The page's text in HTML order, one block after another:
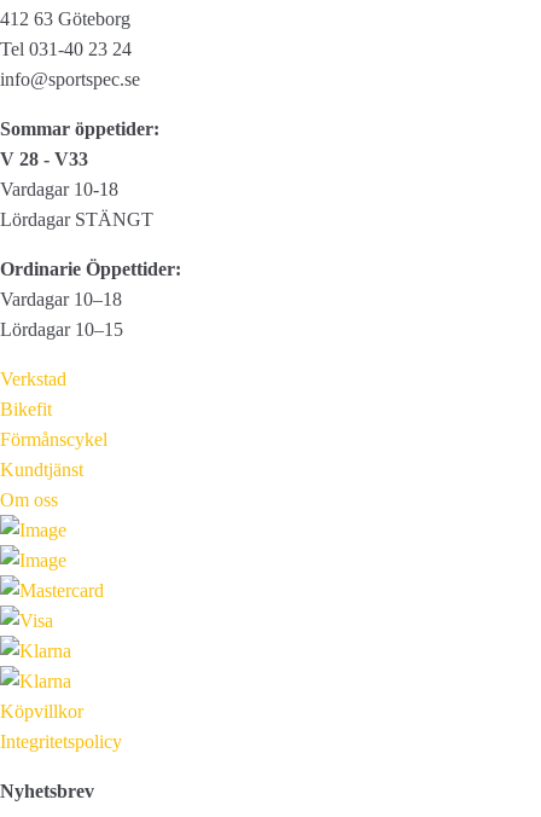
412 63 Göteborg
Tel 031-40 23 24
info@sportspec.se
Sommar öppetider:
V 28 - V33
Vardagar 10-18
Lördagar STÄNGT
Ordinarie Öppettider:
Vardagar 10–18
Lördagar 10–15
Verkstad
Bikefit
Förmånscykel
Kundtjänst
Om oss
Köpvillkor
Integritetspolicy
Nyhetsbrev